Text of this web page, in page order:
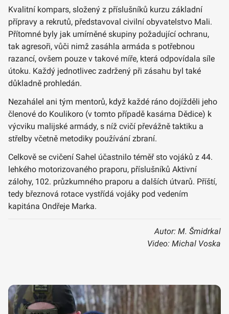
Kvalitní kompars, složený z příslušníků kurzu základní
přípravy a rekrutů, představoval civilní obyvatelstvo Mali.
Přítomné byly jak umírněné skupiny požadující ochranu,
tak agresoři, vůči nimž zasáhla armáda s potřebnou
razancí, ovšem pouze v takové míře, která odpovídala síle
útoku. Každý jednotlivec zadržený při zásahu byl také
důkladně prohledán.
Nezahálel ani tým mentorů, když každé ráno dojížděli jeho
členové do Koulikoro (v tomto případě kasárna Dědice) k
výcviku malijské armády, s níž cvičí převážně taktiku a
střelby včetně metodiky používání zbraní.
Celkově se cvičení Sahel účastnilo téměř sto vojáků z 44.
lehkého motorizovaného praporu, příslušníků Aktivní
zálohy, 102. průzkumného praporu a dalších útvarů. Příští,
tedy březnová rotace vystřídá vojáky pod vedením
kapitána Ondřeje Marka.
Autor: M. Šmidrkal
Video: Michal Voska